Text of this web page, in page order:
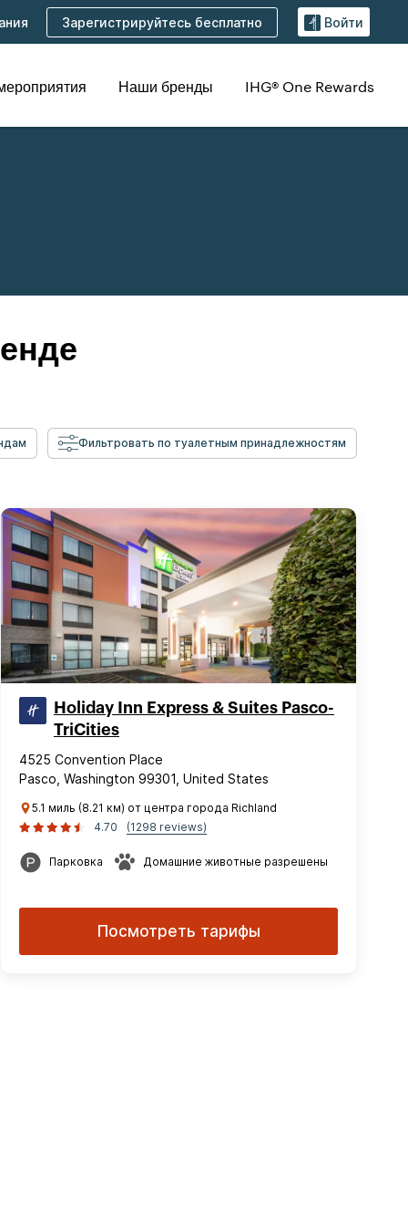
Зарегистрируйтесь бесплатно Войти
Наши бренды IHG® One Rewards
Фильтровать по туалетным принадлежностям
Holiday Inn Express & Suites Pasco-
TriCities
4525 Convention Place
Pasco, Washington 99301, United States
5.1 миль (8.21 км) от центра города Richland
4.70
(1298 reviews)
Парковка Домашние животные разрешены
Посмотреть тарифы